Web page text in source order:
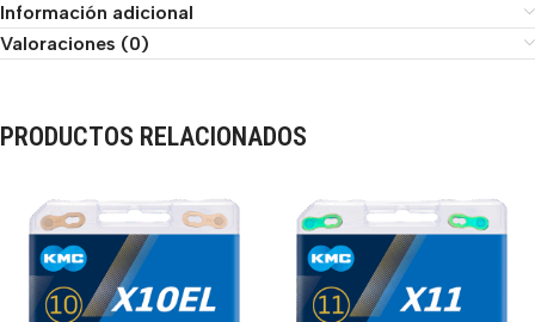
Información adicional
Valoraciones (0)
PRODUCTOS RELACIONADOS